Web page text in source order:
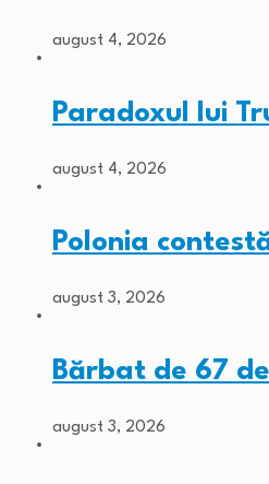
august 4, 2026
Paradoxul lui
august 4, 2026
Polonia
august 3, 2026
Bărbat de 67
august 3, 2026